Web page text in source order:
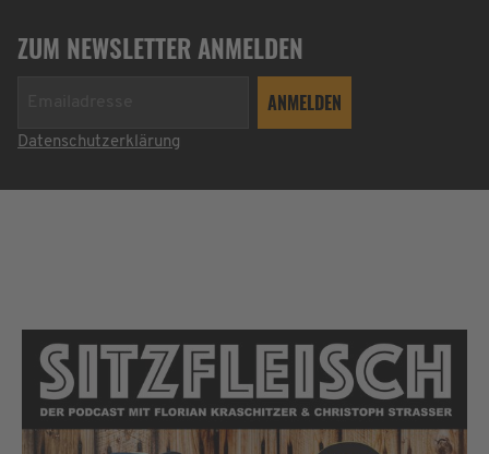
ZUM NEWSLETTER ANMELDEN
Datenschutzerklärung